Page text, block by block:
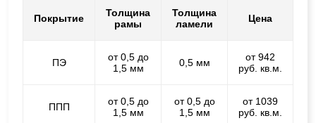
Покрытие
Толщина
рамы
Толщина
ламели
Цена
ПЭ
от 0,5 до
1,5 мм
0,5 мм
от 942
руб. кв.м.
ППП
от 0,5 до
1,5 мм
от 0,5 до
1,5 мм
от 1039
руб. кв.м.